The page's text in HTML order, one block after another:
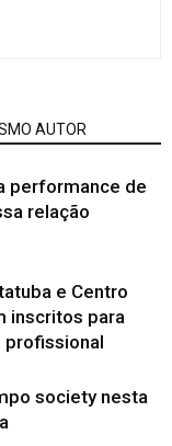
AUTOR
performance de
relação
e Centro
inscritos para
profissional
society nesta